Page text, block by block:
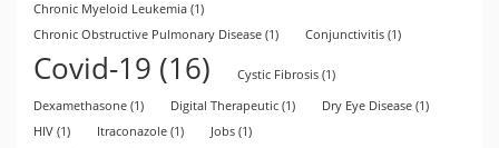
Chronic Myeloid Leukemia (1)
Chronic Obstructive Pulmonary Disease (1) Conjunctivitis (1)
Covid-19 (16) Cystic Fibrosis (1)
Dexamethasone (1) Digital Therapeutic (1) Dry Eye Disease (1)
HIV (1) Itraconazole (1) Jobs (1)